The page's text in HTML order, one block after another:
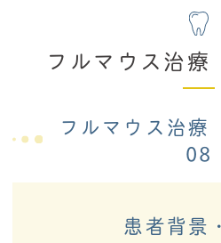
フルマウス治療
フルマウス治療
08
患者背景